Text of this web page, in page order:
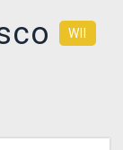
WII